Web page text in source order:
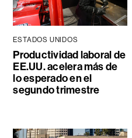
ESTADOS UNIDOS
Productividad laboral de
EE.UU. acelera más de
lo esperado en el
segundo trimestre